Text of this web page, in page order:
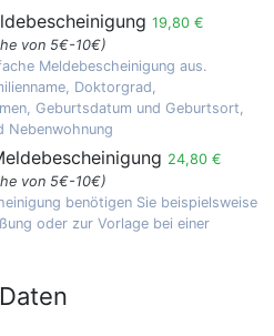
19,80 €
von 5€-10€)
Meldebescheinigung aus.
Doktorgrad,
Geburtsdatum und Geburtsort,
Nebenwohnung
24,80 €
von 5€-10€)
benötigen Sie beispielsweise
oder zur Vorlage bei einer